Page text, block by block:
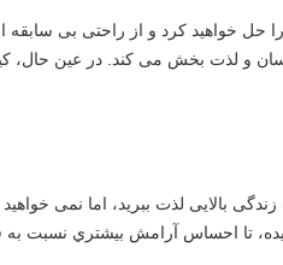
تا احساس آرامش بيشتري نسبت به